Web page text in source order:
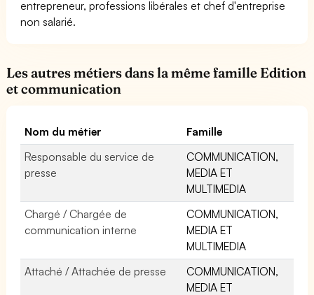
entrepreneur, professions libérales et chef d'entreprise
non salarié.
Les autres métiers dans la même famille Edition
et communication
Nom du métier
Famille
Responsable du service de
presse
COMMUNICATION,
MEDIA ET
MULTIMEDIA
Chargé / Chargée de
communication interne
COMMUNICATION,
MEDIA ET
MULTIMEDIA
Attaché / Attachée de presse
COMMUNICATION,
MEDIA ET